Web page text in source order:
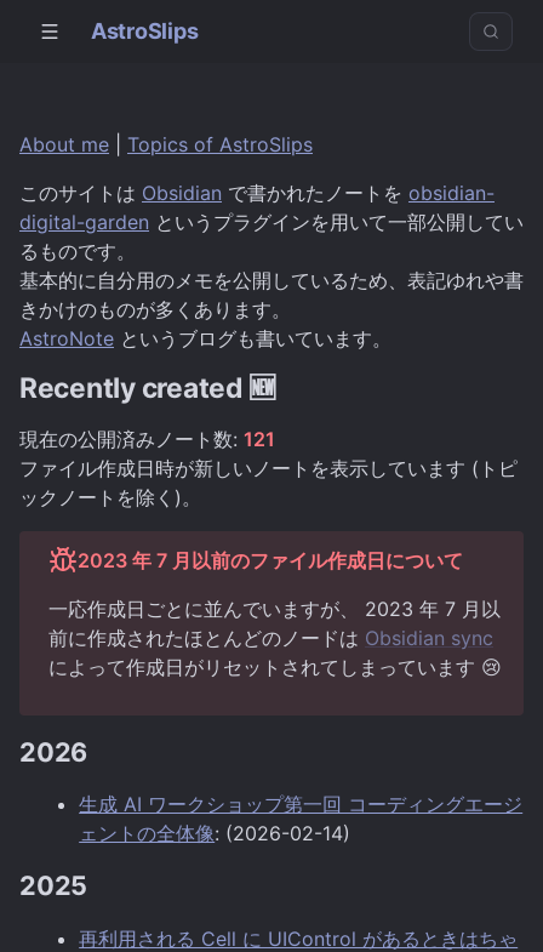
AstroSlips
About me
Topics of AstroSlips
このサイトは Obsidian で書かれたノートを obsidian-
digital-garden というプラグインを用いて一部公開してい
るものです。
基本的に自分用のメモを公開しているため、表記ゆれや書
きかけのものが多くあります。
AstroNote というブログも書いています。
Recently created 🆕
現在の公開済みノート数: 121
ファイル作成日時が新しいノートを表示しています (トピ
ックノートを除く)。
2023 年 7 月以前のファイル作成日について
一応作成日ごとに並んでいますが、 2023 年 7 月以
前に作成されたほとんどのノードは Obsidian sync
によって作成日がリセットされてしまっています 😢
2026
生成 AI ワークショップ第一回 コーディングエージ
ェントの全体像: (2026-02-14)
2025
再利用される Cell に UIControl があるときはちゃ